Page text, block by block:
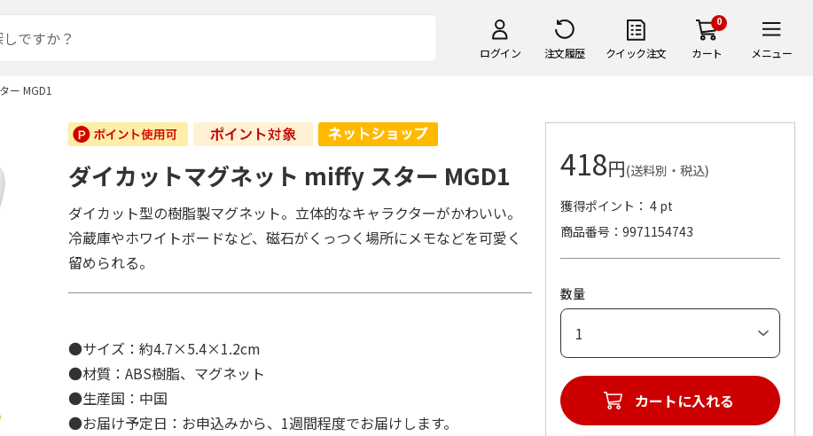
ログイン 注文履歴 クイック注文
0
カート メニュー
ー MGD1
ダイカットマグネット miffy スター MGD1
ダイカット型の樹脂製マグネット。立体的なキャラクターがかわいい。
冷蔵庫やホワイトボードなど、磁石がくっつく場所にメモなどを可愛く
留められる。
●サイズ：約4.7×5.4×1.2cm
●材質：ABS樹脂、マグネット
●生産国：中国
●お届け予定日：お申込みから、1週間程度でお届けします。
418円(送料別・税込)
獲得ポイント： 4 pt
商品番号
9971154743
数量
カートに入れる